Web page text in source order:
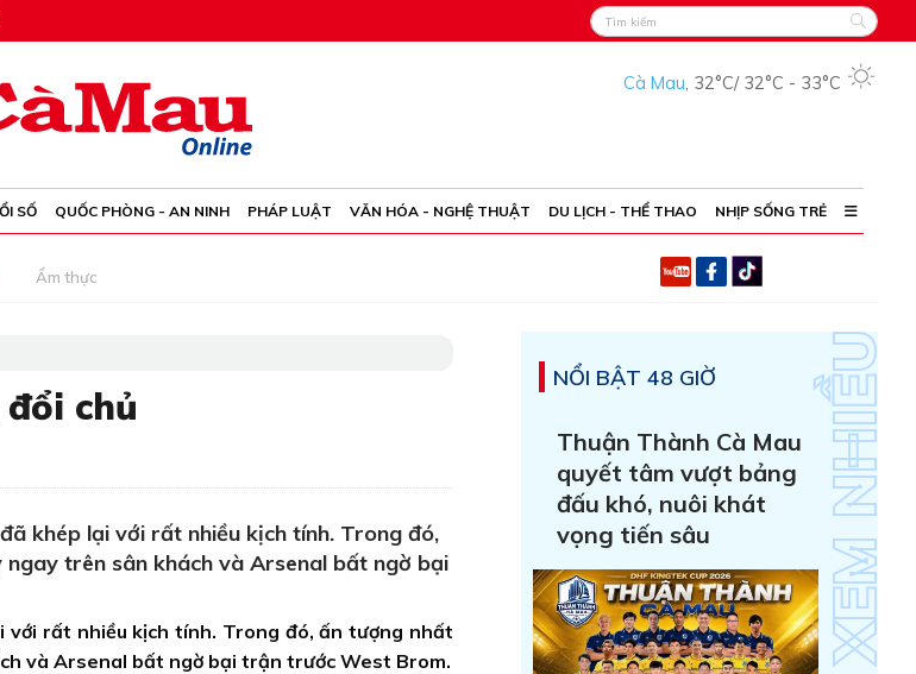
Cà Mau, 32°C/ 32°C - 33°C
SỐ QUỐC PHÒNG - AN NINH PHÁP LUẬT VĂN HÓA - NGHỆ THUẬT DU LỊCH - THỂ THAO NHỊP SỐNG TRẺ
Ẩm thực
chủ
khép lại với rất nhiều kịch tính. Trong đó,
trên sân khách và Arsenal bất ngờ bại
với rất nhiều kịch tính. Trong đó, ấn tượng nhất
và Arsenal bất ngờ bại trận trước West Brom.
NỔI BẬT 48 GIỜ
Thuận Thành Cà Mau
quyết tâm vượt bảng
đấu khó, nuôi khát
vọng tiến sâu